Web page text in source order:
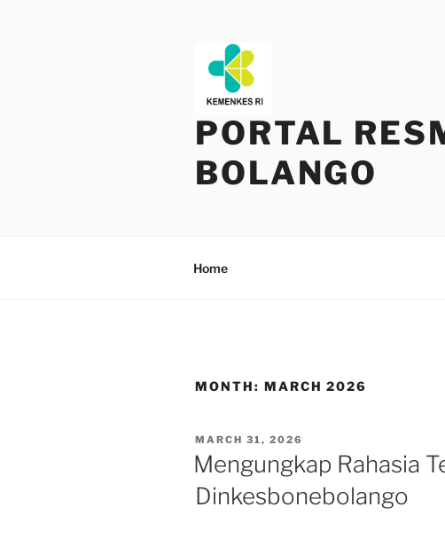
PORTAL
BOLANGO
Home
MONTH: MARCH 2026
POSTED
ON
MARCH 31, 2026
Mengungkap Rahasia
Dinkesbonebolango